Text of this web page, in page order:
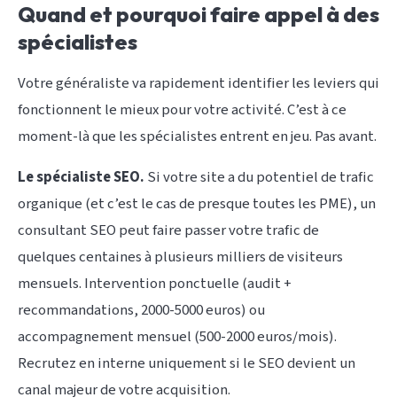
Quand et pourquoi faire appel à des
spécialistes
Votre généraliste va rapidement identifier les leviers qui
fonctionnent le mieux pour votre activité. C’est à ce
moment-là que les spécialistes entrent en jeu. Pas avant.
Le spécialiste SEO. Si votre site a du potentiel de trafic
organique (et c’est le cas de presque toutes les PME), un
consultant SEO peut faire passer votre trafic de
quelques centaines à plusieurs milliers de visiteurs
mensuels. Intervention ponctuelle (audit +
recommandations, 2000-5000 euros) ou
accompagnement mensuel (500-2000 euros/mois).
Recrutez en interne uniquement si le SEO devient un
canal majeur de votre acquisition.